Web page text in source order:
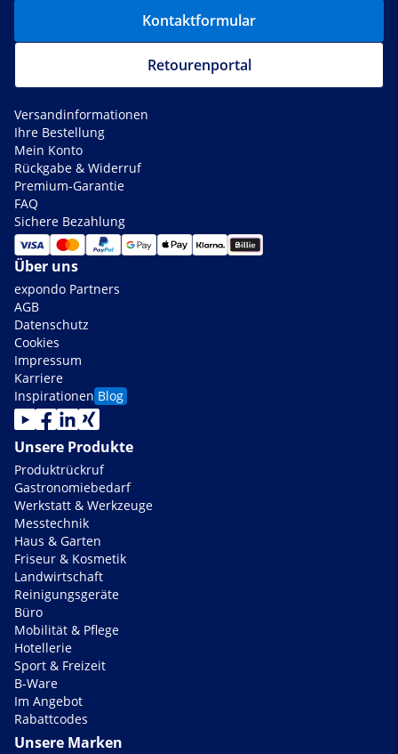
Kontaktformular
Retourenportal
Versandinformationen
Ihre Bestellung
Mein Konto
Rückgabe & Widerruf
Premium-Garantie
FAQ
Sichere Bezahlung
Über uns
expondo Partners
AGB
Datenschutz
Cookies
Impressum
Karriere
Inspirationen Blog
Unsere Produkte
Produktrückruf
Gastronomiebedarf
Werkstatt & Werkzeuge
Messtechnik
Haus & Garten
Friseur & Kosmetik
Landwirtschaft
Reinigungsgeräte
Büro
Mobilität & Pflege
Hotellerie
Sport & Freizeit
B-Ware
Im Angebot
Rabattcodes
Unsere Marken